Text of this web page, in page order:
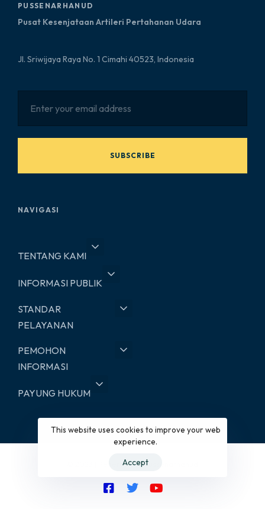
PUSSENARHANUD
Pusat Kesenjataan Artileri Pertahanan Udara
Jl. Sriwijaya Raya No. 1 Cimahi 40523, Indonesia
SUBSCRIBE
NAVIGASI
TENTANG KAMI
INFORMASI PUBLIK
STANDAR
PELAYANAN
PEMOHON
INFORMASI
PAYUNG HUKUM
© 2023 | Penerangan Pussenarhanud
This website uses cookies to improve your web
experience.
Accept